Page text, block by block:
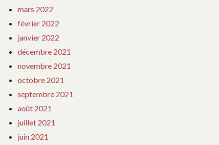
mars 2022
février 2022
janvier 2022
décembre 2021
novembre 2021
octobre 2021
septembre 2021
août 2021
juillet 2021
juin 2021